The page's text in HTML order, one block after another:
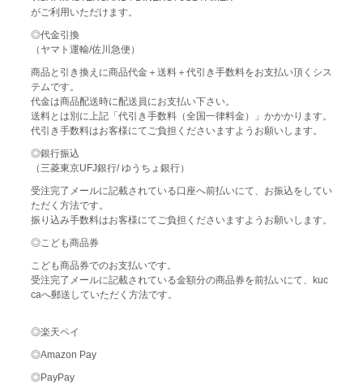
がご利用いただけます。
◎代金引換
（ヤマト運輸/佐川急便）
商品と引き換えに商品代金＋送料＋代引き手数料をお支払い頂くシス
テムです。
代金は商品配送時に配送員にお支払い下さい。
送料とは別に上記「代引き手数料（全国一律料金）」かかかります。
代引き手数料はお客様にてご負担くださいますようお願いします。
◎銀行振込
（三菱東京UFJ銀行/ ゆうちょ銀行）
受注完了メールに記載されている口座へ前払いにて、お振込をしてい
ただく方法です。
振り込み手数料はお客様にてご負担くださいますようお願いします。
◎こども商品券
こども商品券でのお支払いです。
受注完了メールに記載されている金額分の商品券を前払いにて、kuc
caへ郵送していただく方法です。
◎楽天ペイ
◎Amazon Pay
◎PayPay